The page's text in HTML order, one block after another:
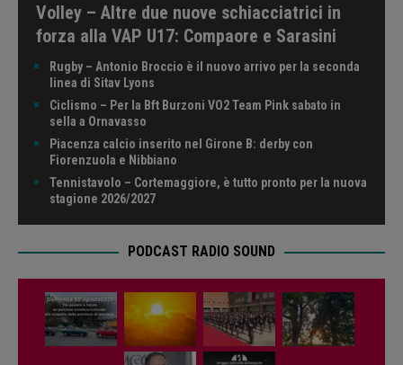
Volley – Altre due nuove schiacciatrici in
forza alla VAP U17: Compaore e Sarasini
Rugby – Antonio Broccio è il nuovo arrivo per la seconda
linea di Sitav Lyons
Ciclismo – Per la Bft Burzoni VO2 Team Pink sabato in
sella a Ornavasso
Piacenza calcio inserito nel Girone B: derby con
Fiorenzuola e Nibbiano
Tennistavolo – Cortemaggiore, è tutto pronto per la nuova
stagione 2026/2027
PODCAST RADIO SOUND